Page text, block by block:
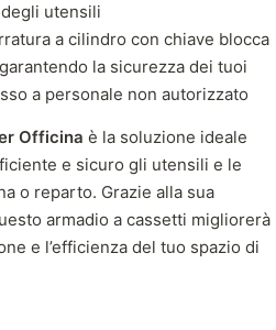
utensili
a cilindro con chiave blocca
la sicurezza dei tuoi
a personale non autorizzato
Officina è la soluzione ideale
e sicuro gli utensili e le
o reparto. Grazie alla sua
armadio a cassetti migliorerà
e l’efficienza del tuo spazio di